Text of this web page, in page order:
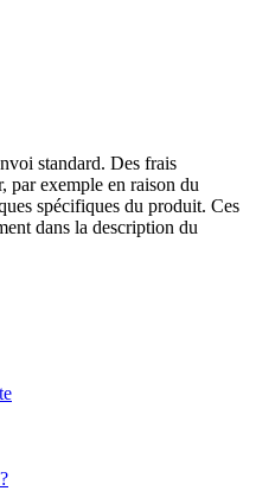
standard. Des frais
par exemple en raison du
spécifiques du produit. Ces
dans la description du